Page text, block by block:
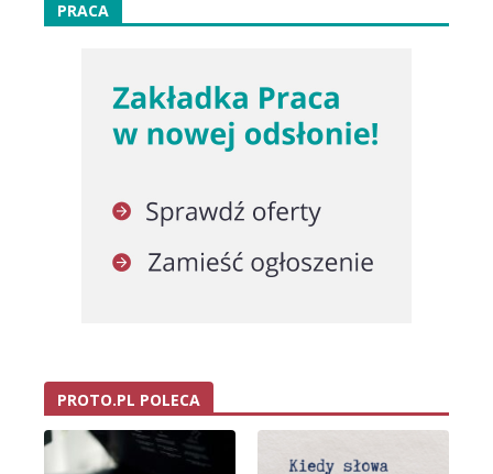
PRACA
PROTO.PL POLECA